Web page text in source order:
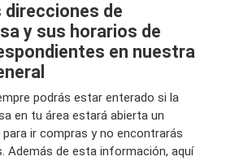
de
y sus horarios de
en nuestra
podrás estar enterado si la
en tu área estará abierta un
ir compras y no encontrarás
Además de esta información, aquí